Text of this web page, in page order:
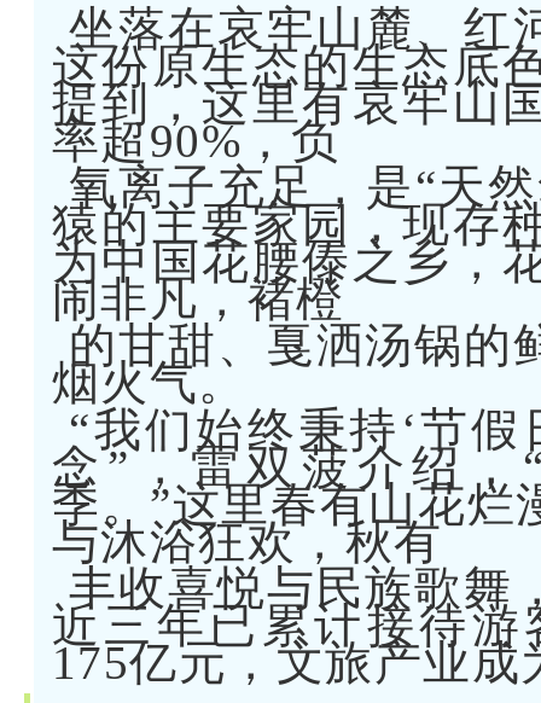
坐落在哀牢山麓、红
这份原生态的生态底
提到，这里有哀牢山
率超90%，负
氧离子充足，是“天
猿的主要家园，现存
为中国花腰傣之乡，
闹非凡，褚橙
的甘甜、戛洒汤锅的
烟火气。
“我们始终秉持‘节
念”，雷双菠介绍
季。”这里春有山花烂
与沐浴狂欢，秋有
丰收喜悦与民族歌舞
近三年已累计接待游
175亿元，文旅产业